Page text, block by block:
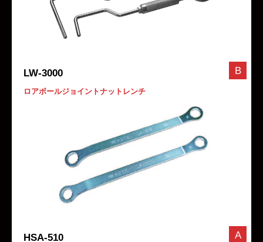
LW-3000
ロアボールジョイントナットレンチ
B
HSA-510 A